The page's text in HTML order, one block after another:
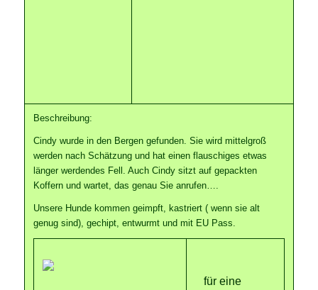
Beschreibung:
Cindy wurde in den Bergen gefunden. Sie wird mittelgroß
werden nach Schätzung und hat einen flauschiges etwas
länger werdendes Fell. Auch Cindy sitzt auf gepackten
Koffern und wartet, das genau Sie anrufen….
Unsere Hunde kommen geimpft, kastriert ( wenn sie alt
genug sind), gechipt, entwurmt und mit EU Pass.
für eine